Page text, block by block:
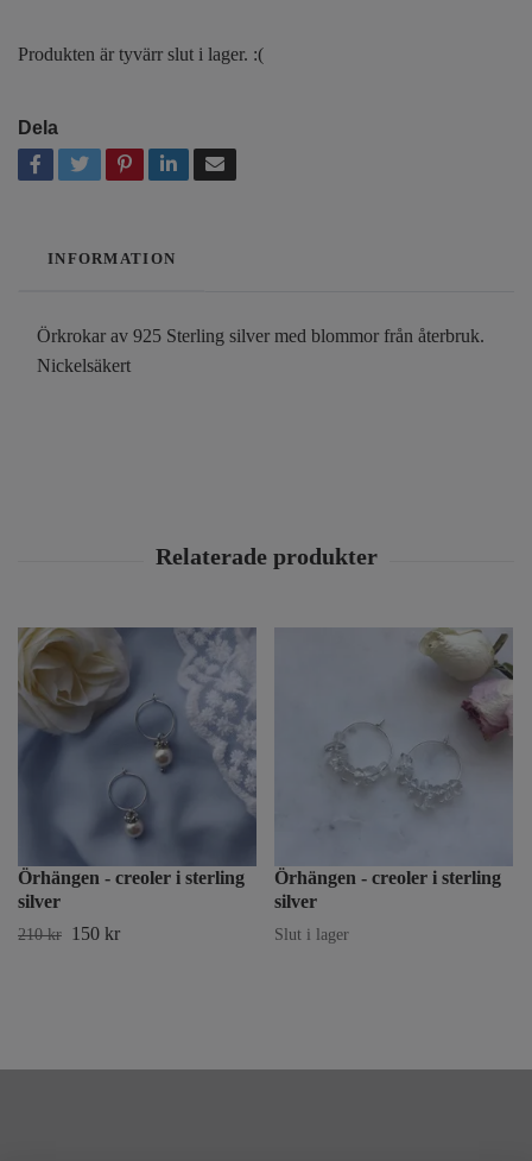
Produkten är tyvärr slut i lager. :(
Dela
INFORMATION
Örkrokar av 925 Sterling silver med blommor från återbruk.
Nickelsäkert
Örhängen - creoler i sterling
silver
210 kr 150 kr
Örhängen - creoler i sterling
silver
Slut i lager